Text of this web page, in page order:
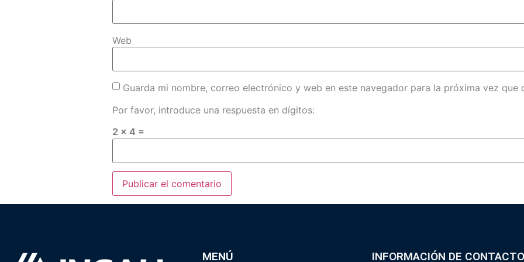
Web
Guarda mi nombre, correo electrónico y web en este navegador para la próxima vez que
Por favor, introduce una respuesta en dígitos:
2 × 4 =
MENÚ INFORMACIÓN DE CONTACTO